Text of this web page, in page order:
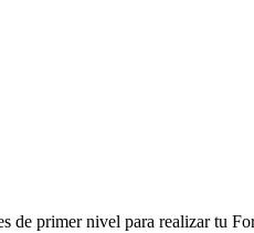
de primer nivel para realizar tu